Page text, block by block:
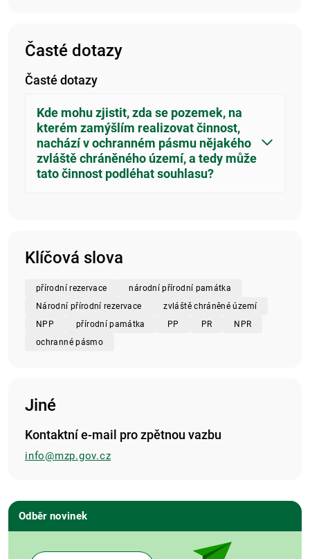
Časté dotazy
Časté dotazy
Kde mohu zjistit, zda se pozemek, na
kterém zamýšlím realizovat činnost,
nachází v ochranném pásmu nějakého
zvláště chráněného území, a tedy může
tato činnost podléhat souhlasu?
Klíčová slova
přírodní rezervace
národní přírodní památka
Národní přírodní rezervace
zvláště chráněné území
NPP
přírodní památka PP PR
NPR
ochranné pásmo
Jiné
Kontaktní e-mail pro zpětnou vazbu
info@mzp.gov.cz
Odběr novinek